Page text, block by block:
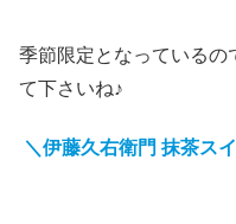
季節限定となっているの
て下さいね♪
＼伊藤久右衛門 抹茶ス